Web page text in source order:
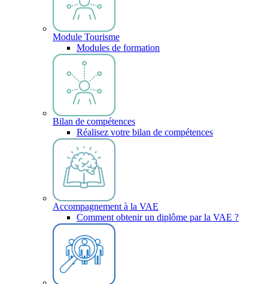
Module Tourisme
Modules de formation
Bilan de compétences
Réalisez votre bilan de compétences
Accompagnement à la VAE
Comment obtenir un diplôme par la VAE ?